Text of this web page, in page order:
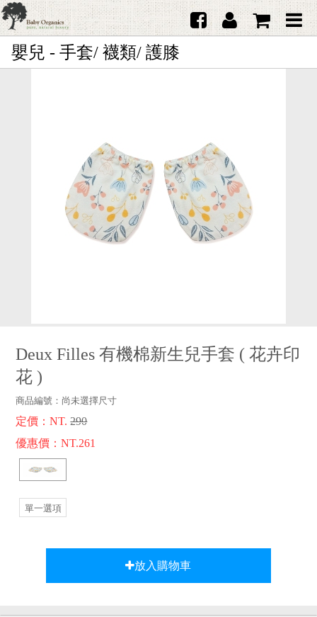
首頁
韓國Merebe寶寶配件
客服專區
嬰兒 - 手套/ 襪類/ 護膝
Deux Filles 有機棉新生兒手套 (花卉印
花 )
商品編號： 尚未選擇尺寸
定價：NT.290
優惠價：NT.261
單一選項
放入購物車